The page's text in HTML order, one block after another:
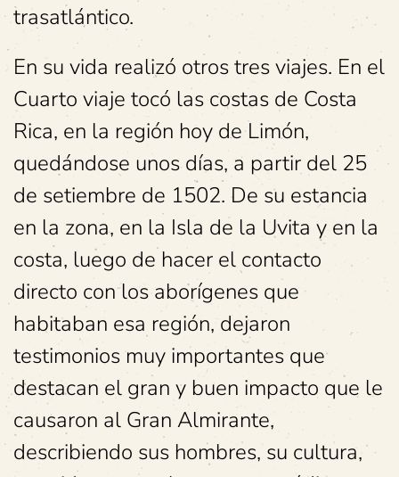
trasatlántico.
En su vida realizó otros tres viajes. En el
Cuarto viaje tocó las costas de Costa
Rica, en la región hoy de Limón,
quedándose unos días, a partir del 25
de setiembre de 1502. De su estancia
en la zona, en la Isla de la Uvita y en la
costa, luego de hacer el contacto
directo con los aborígenes que
habitaban esa región, dejaron
testimonios muy importantes que
destacan el gran y buen impacto que le
causaron al Gran Almirante,
describiendo sus hombres, su cultura,